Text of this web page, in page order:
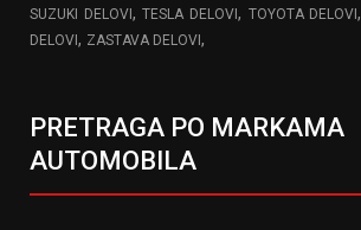
SUZUKI DELOVI,TESLA DELOVI, TOYOTA DELOVI,
DELOVI, ZASTAVA DELOVI,
PRETRAGA PO MARKAMA
AUTOMOBILA